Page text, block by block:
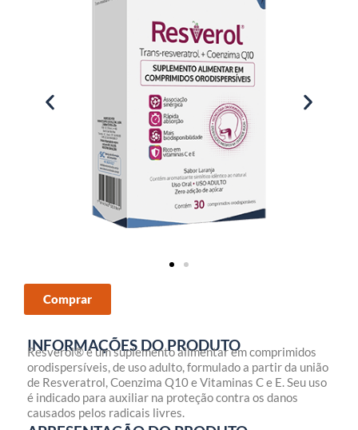
Comprar
INFORMAÇÕES DO PRODUTO
Resverol® é um suplemento alimentar em comprimidos
orodispersíveis, de uso adulto, formulado a partir da união
de Resveratrol, Coenzima Q10 e Vitaminas C e E. Seu uso
é indicado para auxiliar na proteção contra os danos
causados pelos radicais livres.